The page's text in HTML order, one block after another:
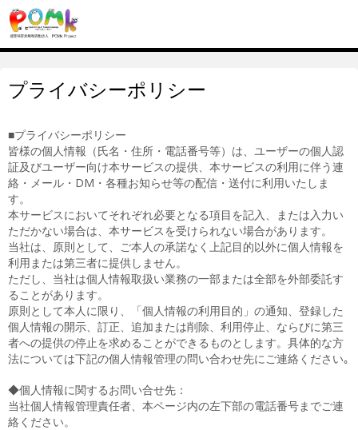
プライバシーポリシー
■プライバシーポリシー
皆様の個人情報（氏名・住所・電話番号等）は、ユーザーの個人認
証及びユーザー向け本サービスの提供、本サービスの利用に伴う連
絡・メール・DM・各種お知らせ等の配信・送付に利用いたしま
す。
本サービスにおいてそれぞれ必要となる項目を記入、または入力い
ただかない場合は、本サービスを受けられない場合があります。
当社は、原則として、ご本人の承諾なく上記目的以外に個人情報を
利用または第三者に提供しません。
ただし、当社は個人情報取扱い業務の一部または全部を外部委託す
ることがあります。
原則として本人に限り、「個人情報の利用目的」の通知、登録した
個人情報の開示、訂正、追加または削除、利用停止、ならびに第三
者への提供の停止を求めることができるものとします。具体的な方
法については下記の個人情報管理の問い合わせ先にご連絡ください｡
◆個人情報に関するお問い合せ先：
当社個人情報管理責任者、本ページ内の左下部の電話番号までご連
絡ください。